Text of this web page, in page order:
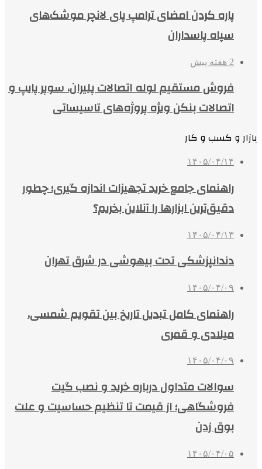
پاره کردن امضای ترامپ پای لانچر موشک‌های
سپاه پاسداران
2 هفته پیش
فروش مستقیم لوله اتصالات پلیران، سوپر پایپ و
اتصالات بنکن ویژه پروژه‌های تاسیساتی
بازار و کسب و کار
۱۴۰۵/۰۴/۱۴
راهنمای جامع خرید تجهیزات اندازه گیری؛ چطور
دقیق‌ترین ابزارها را آنلاین بخریم؟
۱۴۰۵/۰۴/۱۳
دندانپزشکی تحت بیهوشی در شرق تهران
۱۴۰۵/۰۴/۰۹
راهنمای کامل تبدیل تاریخ بین تقویم شمسی،
میلادی و قمری
۱۴۰۵/۰۴/۰۹
سوالات متداول درباره خرید و نصب گیت
فروشگاهی؛ از قیمت تا تنظیم حساسیت و علت
بوق زدن
۱۴۰۵/۰۴/۰۵